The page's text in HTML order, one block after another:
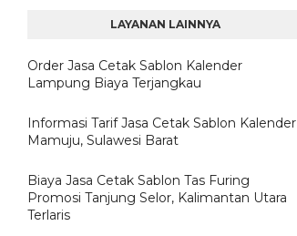
LAYANAN LAINNYA
Order Jasa Cetak Sablon Kalender
Lampung Biaya Terjangkau
Informasi Tarif Jasa Cetak Sablon Kalender
Mamuju, Sulawesi Barat
Biaya Jasa Cetak Sablon Tas Furing
Promosi Tanjung Selor, Kalimantan Utara
Terlaris